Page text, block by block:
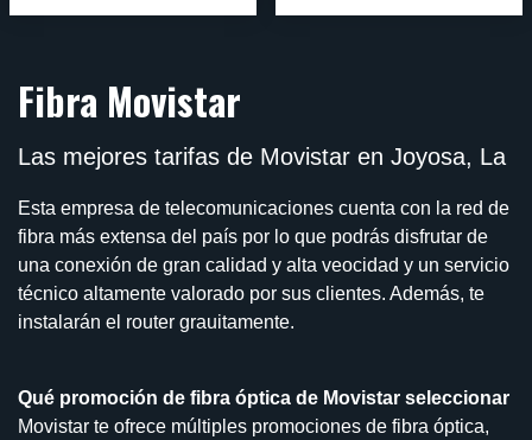
Fibra Movistar
Las mejores tarifas de Movistar en Joyosa, La
Esta empresa de telecomunicaciones cuenta con la red de
fibra más extensa del país por lo que podrás disfrutar de
una conexión de gran calidad y alta veocidad y un servicio
técnico altamente valorado por sus clientes. Además, te
instalarán el router grauitamente.
Qué promoción de fibra óptica de Movistar seleccionar
Movistar te ofrece múltiples promociones de fibra óptica,